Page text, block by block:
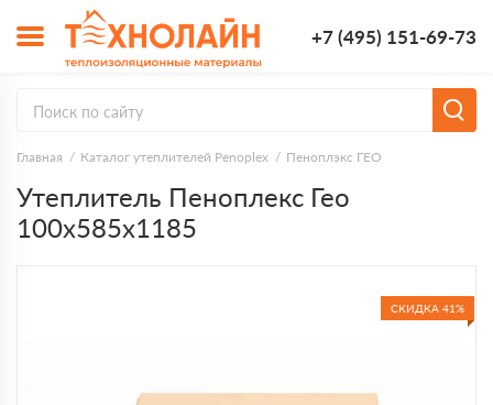
+7 (495) 151-69-73
Главная Каталог утеплителей Penoplex Пеноплэкс ГЕО
Утеплитель Пеноплекс Гео
100х585х1185
СКИДКА 41%